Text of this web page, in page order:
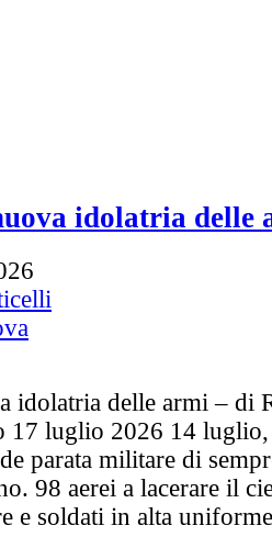
idolatria delle
idolatria delle armi – di
17 luglio 2026 14 luglio,
parata militare di
98 aerei a lacerare il
e soldati in alta